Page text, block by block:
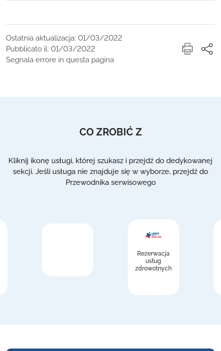
Ostatnia aktualizacja: 01/03/2022
Pubblicato il: 01/03/2022
Segnala errore in questa pagina
CO ZROBIĆ Z
Kliknij ikonę usługi, której szukasz i przejdź do dedykowanej
sekcji. Jeśli usługa nie znajduje się w wyborze, przejdź do
Przewodnika serwisowego
Rezerwacja
usług
zdrowotnych